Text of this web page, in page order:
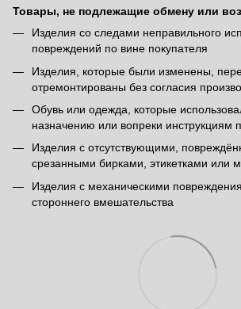
Товары, не подлежащие обмену или
Изделия со следами неправильного
повреждений по вине покупателя
Изделия, которые были изменены,
отремонтированы без согласия
Обувь или одежда, которые
назначению или вопреки инструкциям
Изделия с отсутствующими,
срезанными бирками, этикетками или
Изделия с механическими
стороннего вмешательства